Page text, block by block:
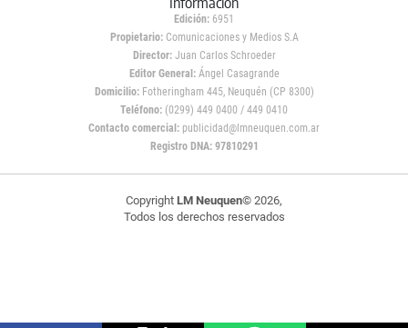
Edición: 6951
Propietario:Comunicaciones y Medios S.A
Director: Juan Carlos Schroeder
Editor General:Ángel Casagrande
Domicilio:Fotheringham 445, Neuquén (CP 8300)
Teléfono: (0299) 449 0400 / 449 0410
Contacto comercial: publicidad@lmneuquen.com.ar
Registro DNA: 97810291
Copyright LM Neuquen© 2026,
Todos los derechos reservados